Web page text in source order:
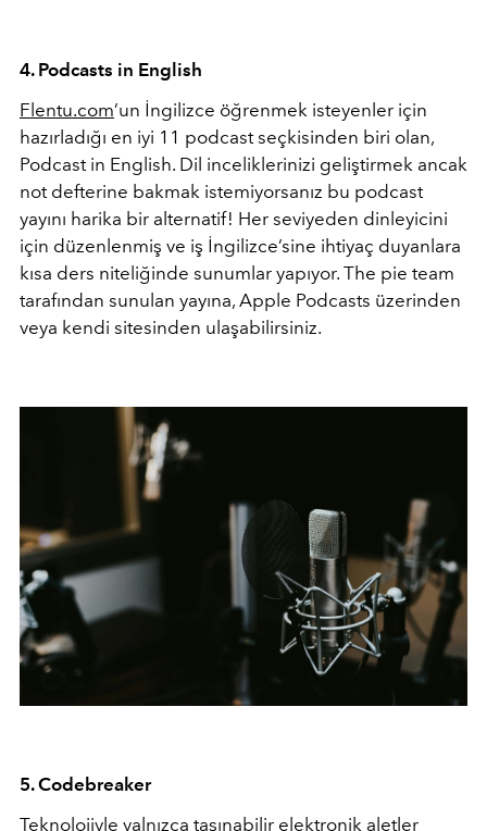
4. Podcasts in English
Flentu.com’un İngilizce öğrenmek isteyenler için
hazırladığı en iyi 11 podcast seçkisinden biri olan,
Podcast in English. Dil inceliklerinizi geliştirmek ancak
not defterine bakmak istemiyorsanız bu podcast
yayını harika bir alternatif! Her seviyeden dinleyicini
için düzenlenmiş ve iş İngilizce’sine ihtiyaç duyanlara
kısa ders niteliğinde sunumlar yapıyor. The pie team
tarafından sunulan yayına, Apple Podcasts üzerinden
veya kendi sitesinden ulaşabilirsiniz.
5. Codebreaker
Teknolojiyle yalnızca taşınabilir elektronik aletler